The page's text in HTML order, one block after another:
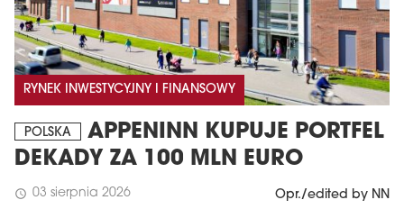
RYNEK INWESTYCYJNY I FINANSOWY
POLSKA
APPENINN KUPUJE PORTFEL
DEKADY ZA 100 MLN EURO
schedule 03 sierpnia 2026 Opr./edited by NN